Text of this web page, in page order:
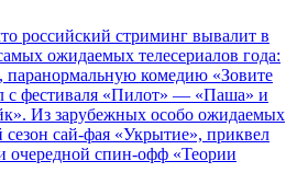
российский стриминг вывалит в
ожидаемых телесериалов года:
комедию «Зовите
с фестиваля «Пилот» — «Паша» и
Из зарубежных особо ожидаемых
сай-фая «Укрытие», приквел
очередной спин-офф «Теории